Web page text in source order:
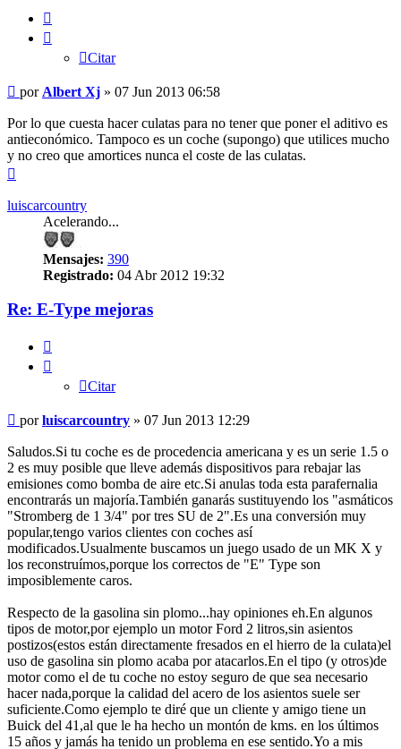
Citar
Mensaje
sin
leer
por Albert Xj » 07 Jun 2013 06:58
Por lo que cuesta hacer culatas para no tener que poner el aditivo es
antieconómico. Tampoco es un coche (supongo) que utilices mucho
y no creo que amortices nunca el coste de las culatas.
luiscarcountry
Acelerando...
Mensajes: 390
Registrado: 04 Abr 2012 19:32
Re: E-Type mejoras
Citar
Mensaje
sin
leer
porluiscarcountry » 07 Jun 2013 12:29
Saludos.Si tu coche es de procedencia americana y es un serie 1.5 o
2 es muy posible que lleve además dispositivos para rebajar las
emisiones como bomba de aire etc.Si anulas toda esta parafernalia
encontrarás un majoría.También ganarás sustituyendo los "asmáticos
"Stromberg de 1 3/4" por tres SU de 2".Es una conversión muy
popular,tengo varios clientes con coches así
modificados.Usualmente buscamos un juego usado de un MK X y
los reconstruímos,porque los correctos de "E" Type son
imposiblemente caros.
Respecto de la gasolina sin plomo...hay opiniones eh.En algunos
tipos de motor,por ejemplo un motor Ford 2 litros,sin asientos
postizos(estos están directamente fresados en el hierro de la culata)el
uso de gasolina sin plomo acaba por atacarlos.En el tipo (y otros)de
motor como el de tu coche no estoy seguro de que sea necesario
hacer nada,porque la calidad del acero de los asientos suele ser
suficiente.Como ejemplo te diré que un cliente y amigo tiene un
Buick del 41,al que le ha hecho un montón de kms. en los últimos
15 años y jamás ha tenido un problema en ese sentido.Yo a mis